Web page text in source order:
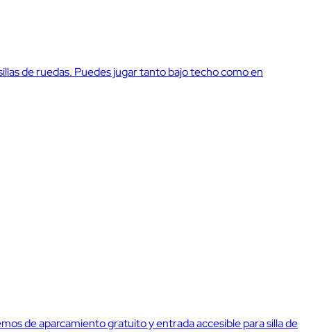
de ruedas. Puedes jugar tanto bajo techo como en
de aparcamiento gratuito y entrada accesible para silla de